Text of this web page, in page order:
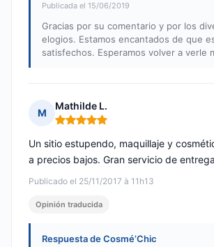
Publicada el 15/06/2019
Gracias por su comentario y por los
elogios. Estamos encantados de que
satisfechos. Esperamos volver a verle
M
Mathilde L.
Nota: 5 de 5
Publicado el 25/11/2017 à 11h13
Un sitio estupendo, maquillaje y
a precios bajos. Gran servicio de
Opinión traducida
Respuesta de Cosmé’Chic